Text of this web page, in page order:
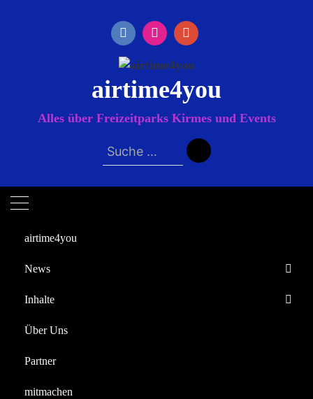
airtime4you
Alles über Freizeitparks Kirmes und Events
Suche
nach:
airtime4you
News
Europa-Park
Inhalte
Reportagen
Über Uns
Partner
mitmachen
Startseite
Efteling verkündet
Eröffnungstermin und